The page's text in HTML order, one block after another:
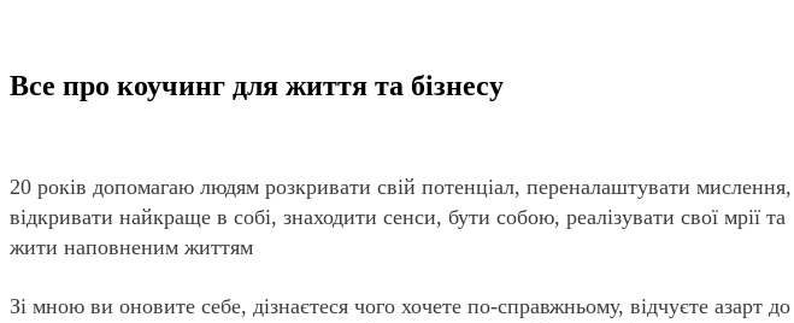
Все про коучинг для життя та бізнесу
20 років допомагаю людям розкривати свій потенціал, переналаштувати мислення,
відкривати найкраще в собі, знаходити сенси, бути собою, реалізувати свої мрії та
жити наповненим життям
Зі мною ви оновите себе, дізнаєтеся чого хочете по-справжньому, відчуєте азарт до